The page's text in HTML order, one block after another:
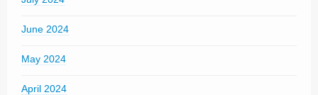
June 2024
May 2024
April 2024